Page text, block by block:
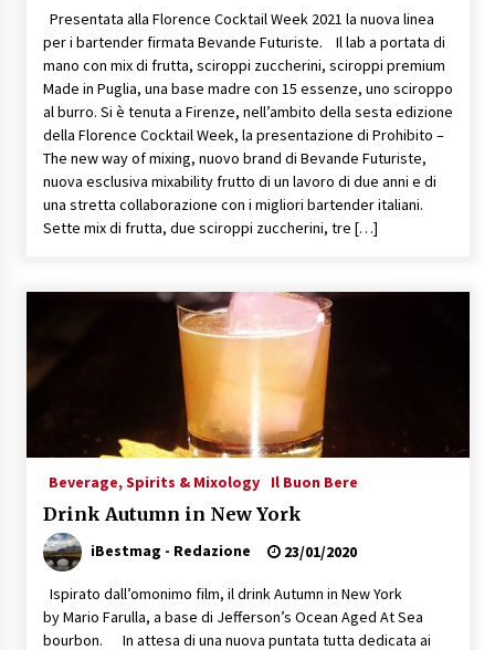
Presentata alla Florence Cocktail Week 2021 la nuova linea
per i bartender firmata Bevande Futuriste. Il lab a portata di
mano con mix di frutta, sciroppi zuccherini, sciroppi premium
Made in Puglia, una base madre con 15 essenze, uno sciroppo
al burro. Si è tenuta a Firenze, nell’ambito della sesta edizione
della Florence Cocktail Week, la presentazione di Prohibito –
The new way of mixing, nuovo brand di Bevande Futuriste,
nuova esclusiva mixability frutto di un lavoro di due anni e di
una stretta collaborazione con i migliori bartender italiani.
Sette mix di frutta, due sciroppi zuccherini, tre […]
Beverage, Spirits & Mixology Il Buon Bere
Drink Autumn in New York
iBestmag - Redazione 23/01/2020
Ispirato dall’omonimo film, il drink Autumn in New York
by Mario Farulla, a base di Jefferson’s Ocean Aged At Sea
bourbon. In attesa di una nuova puntata tutta dedicata ai